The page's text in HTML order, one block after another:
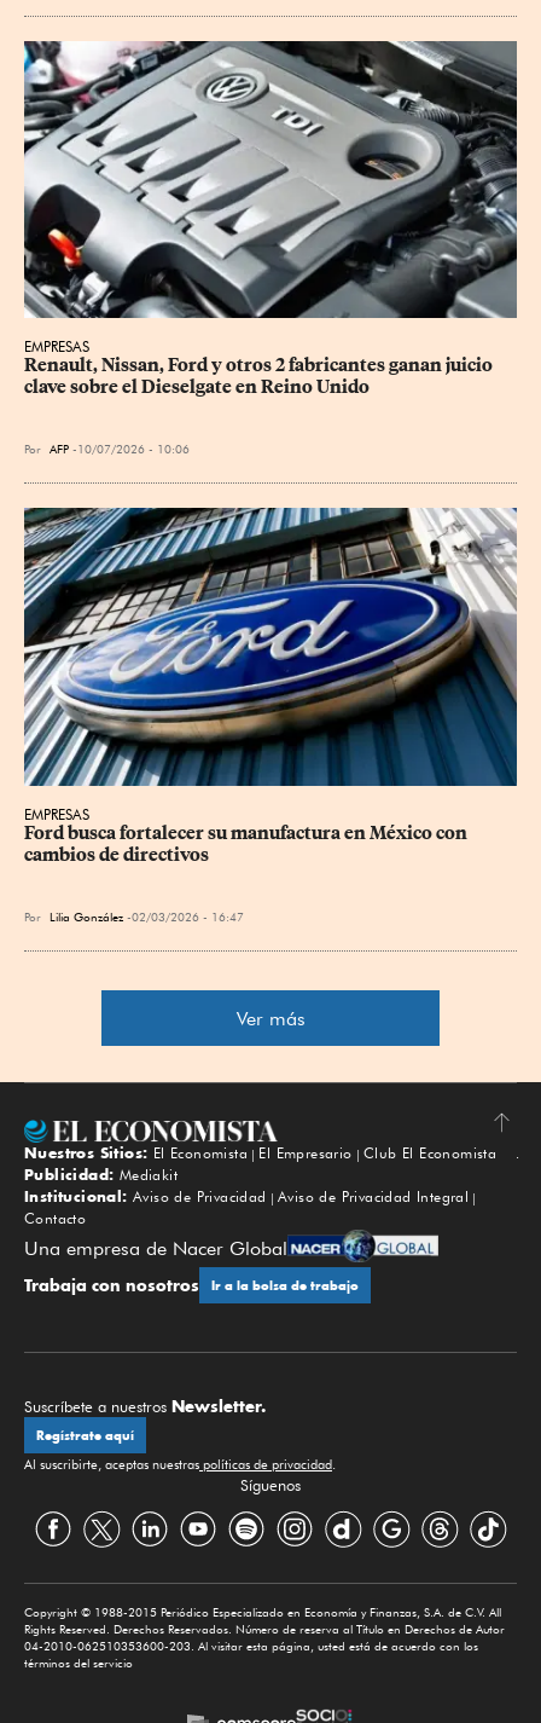
EMPRESAS
Renault, Nissan, Ford y otros 2 fabricantes ganan juicio
clave sobre el Dieselgate en Reino Unido
Por AFP 10/07/2026 - 10:06
EMPRESAS
Ford busca fortalecer su manufactura en México con
cambios de directivos
Por Lilia González 02/03/2026 - 16:47
Ver más
Subir
Nuestros Sitios: El Economista El Empresario
Club El Economista
Publicidad: Mediakit
Institucional: Aviso de Privacidad
Aviso de Privacidad Integral
Contacto
Una empresa de Nacer Global
Trabaja con nosotros Ir a la bolsa de trabajo
Suscríbete a nuestros Newsletter.
Regístrate aquí
Al suscribirte, aceptas nuestras políticas de privacidad.
Síguenos
Copyright © 1988-2015 Periódico Especializado en Economía y Finanzas, S.A. de C.V. All
Rights Reserved. Derechos Reservados. Número de reserva al Título en Derechos de Autor
04-2010-062510353600-203. Al visitar esta página, usted está de acuerdo con los
términos del servicio